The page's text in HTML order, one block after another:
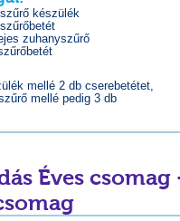
készülék
zuhanyszűrő
mellé 2 db cserebetétet,
mellé pedig 3 db
Éves